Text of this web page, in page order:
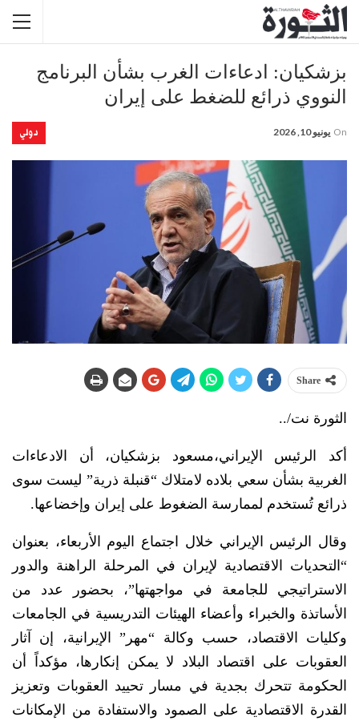
بزشكيان: ادعاءات الغرب بشأن البرنامج
النووي ذرائع للضغط على إيران
دولي On يونيو 10, 2026
Share
الثورة نت/..
أكد الرئيس الإيراني،مسعود بزشكيان، أن الادعاءات
الغربية بشأن سعي بلاده لامتلاك “قنبلة ذرية” ليست سوى
ذرائع تُستخدم لممارسة الضغوط على إيران وإخضاعها.
وقال الرئيس الإيراني خلال اجتماع اليوم الأربعاء، بعنوان
“التحديات الاقتصادية لإيران في المرحلة الراهنة والدور
الاستراتيجي للجامعة في مواجهتها”، بحضور عدد من
الأساتذة والخبراء وأعضاء الهيئات التدريسية في الجامعات
وكليات الاقتصاد، حسب وكالة “مهر” الإيرانية، إن آثار
العقوبات على اقتصاد البلاد لا يمكن إنكارها، مؤكداً أن
الحكومة تتحرك بجدية في مسار تحييد العقوبات وتعزيز
القدرة الاقتصادية على الصمود والاستفادة من الإمكانات